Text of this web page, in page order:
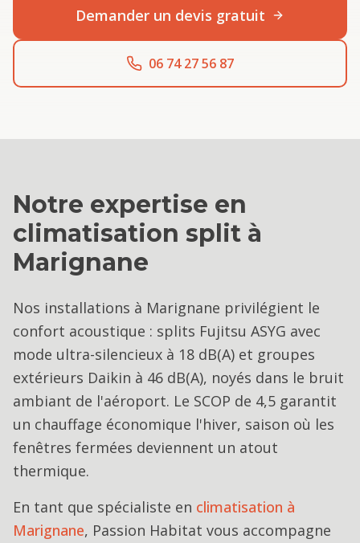
Demander un devis gratuit
06 74 27 56 87
Notre expertise en
climatisation split à
Marignane
Nos installations à Marignane privilégient le
confort acoustique : splits Fujitsu ASYG avec
mode ultra-silencieux à 18 dB(A) et groupes
extérieurs Daikin à 46 dB(A), noyés dans le bruit
ambiant de l'aéroport. Le SCOP de 4,5 garantit
un chauffage économique l'hiver, saison où les
fenêtres fermées deviennent un atout
thermique.
En tant que spécialiste en climatisation à
Marignane, Passion Habitat vous accompagne